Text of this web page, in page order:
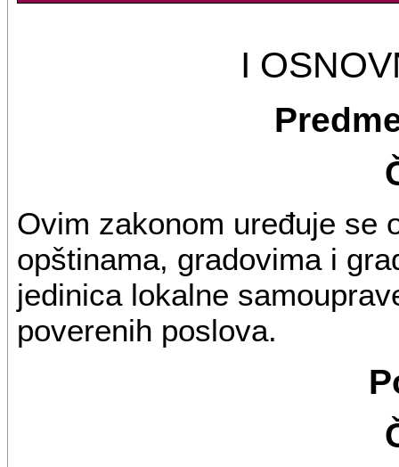
I
Ovim zakonom uređuje se
opštinama, gradovima i
jedinica lokalne
poverenih poslova.